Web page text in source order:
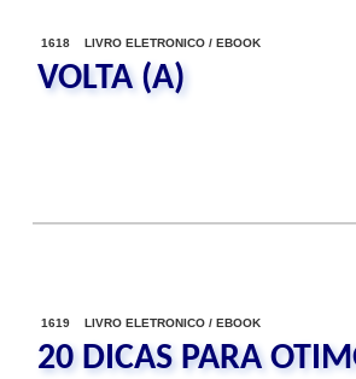
1618 LIVRO ELETRONICO / EBOOK
VOLTA (A)
1619 LIVRO ELETRONICO / EBOOK
20 DICAS PARA